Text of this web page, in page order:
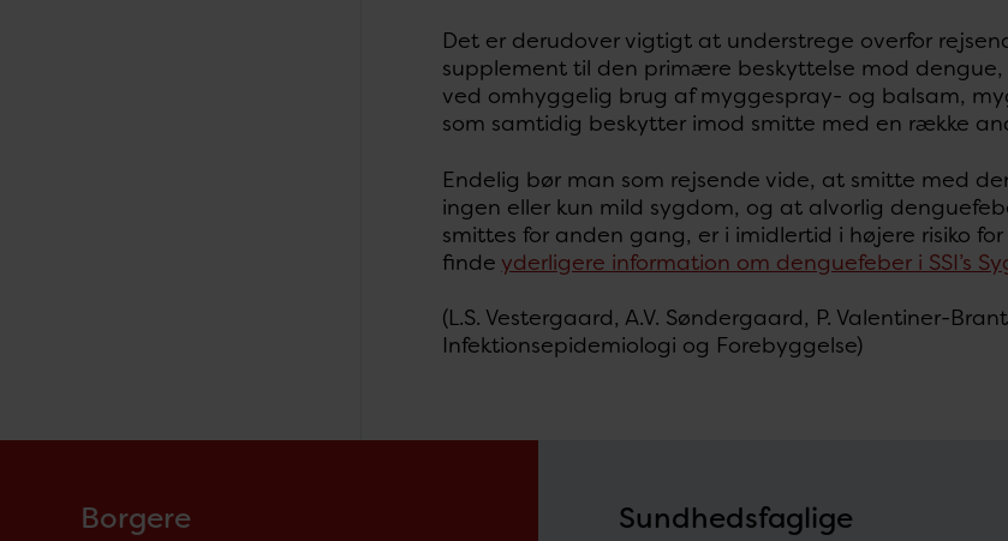
Det er derudover vigtigt at understrege overfor
supplement til den primære beskyttelse mod
ved omhyggelig brug af myggespray- og balsam,
som samtidig beskytter imod smitte med en række
Endelig bør man som rejsende vide, at smitte med
ingen eller kun mild sygdom, og at alvorlig
smittes for anden gang, er i imidlertid i højere risiko
finde yderligere information om denguefeber i SSI’s
(L.S. Vestergaard, A.V. Søndergaard, P. Valentiner-
Infektionsepidemiologi og Forebyggelse)
Borgere Sundhedsfaglige